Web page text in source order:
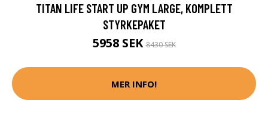
TITAN LIFE START UP GYM LARGE, KOMPLETT
STYRKEPAKET
5958 SEK8430 SEK
MER INFO!